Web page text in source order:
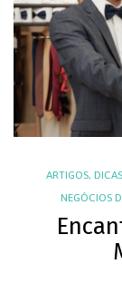
ARTIGOS,
NEGÓCIOS